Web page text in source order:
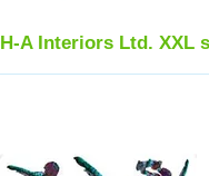
H-A Interiors Ltd. XXL